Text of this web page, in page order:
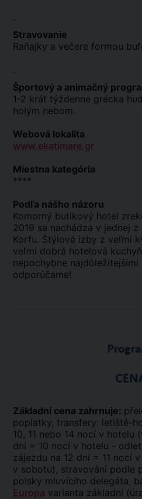
.
Stravovanie
Raňajky a večere formou
.
Športový a animačný
1-2 krát týždenne grécka
holým nebom.
Webová lokalita
www.ekatimare.gr
Miestna kategória
****
Podľa nášho názoru
Komorný butikový hotel
2019 sa nachádza v jednej
Korfu. Štýlové izby z veľmi
veľmi dobrá hotelová
nepochybne
odporúčame!
Základní cena zahrnuje:
poplatky, transfery: letiště-
10, 11 nebo 14 nocí v hotelu
dní = 10 nocí v hotelu -
zájezdu na 12 dní = 11 nocí
v sobotu), stravování podle
polsky mluvícího delegáta,
Europa varianta základní